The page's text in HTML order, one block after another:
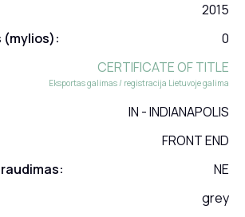
2015
(mylios):
0
CERTIFICATE OF TITLE
Eksportas galimas / registracija Lietuvoje galima
IN - INDIANAPOLIS
FRONT END
NE
grey